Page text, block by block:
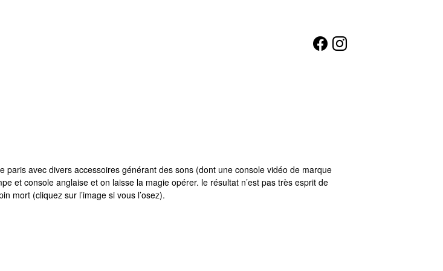
paris avec divers accessoires générant des sons (dont une console vidéo de marque
et console anglaise et on laisse la magie opérer. le résultat n’est pas très esprit de
mort (cliquez sur l’image si vous l’osez).